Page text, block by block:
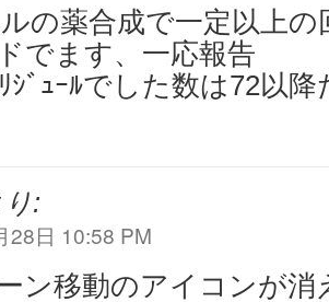
の薬合成で一定以上の
でます、一応報告
ｼﾞｭｰﾙでした数は72以
:
28日 10:58 PM
ン移動のアイコンが消